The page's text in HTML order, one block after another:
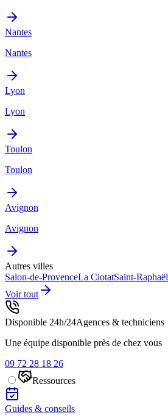
Nantes
Nantes
Lyon
Lyon
Toulon
Toulon
Avignon
Avignon
Autres villes
Salon-de-ProvenceLa CiotatSaint-Raphaël
Voir tout
Disponible 24h/24Agences & techniciens
Une équipe disponible près de chez vous
09 72 28 18 26
Ressources
Guides & conseils